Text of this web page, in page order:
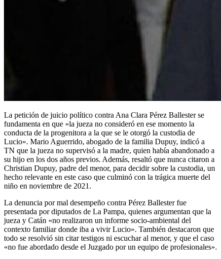
La petición de juicio político contra Ana Clara Pérez Ballester se
fundamenta en que «la jueza no consideró en ese momento la
conducta de la progenitora a la que se le otorgó la custodia de
Lucio». Mario Aguerrido, abogado de la familia Dupuy, indicó a
TN que la jueza no supervisó a la madre, quien había abandonado a
su hijo en los dos años previos. Además, resaltó que nunca citaron a
Christian Dupuy, padre del menor, para decidir sobre la custodia, un
hecho relevante en este caso que culminó con la trágica muerte del
niño en noviembre de 2021.
La denuncia por mal desempeño contra Pérez Ballester fue
presentada por diputados de La Pampa, quienes argumentan que la
jueza y Catán «no realizaron un informe socio-ambiental del
contexto familiar donde iba a vivir Lucio». También destacaron que
todo se resolvió sin citar testigos ni escuchar al menor, y que el caso
«no fue abordado desde el Juzgado por un equipo de profesionales».